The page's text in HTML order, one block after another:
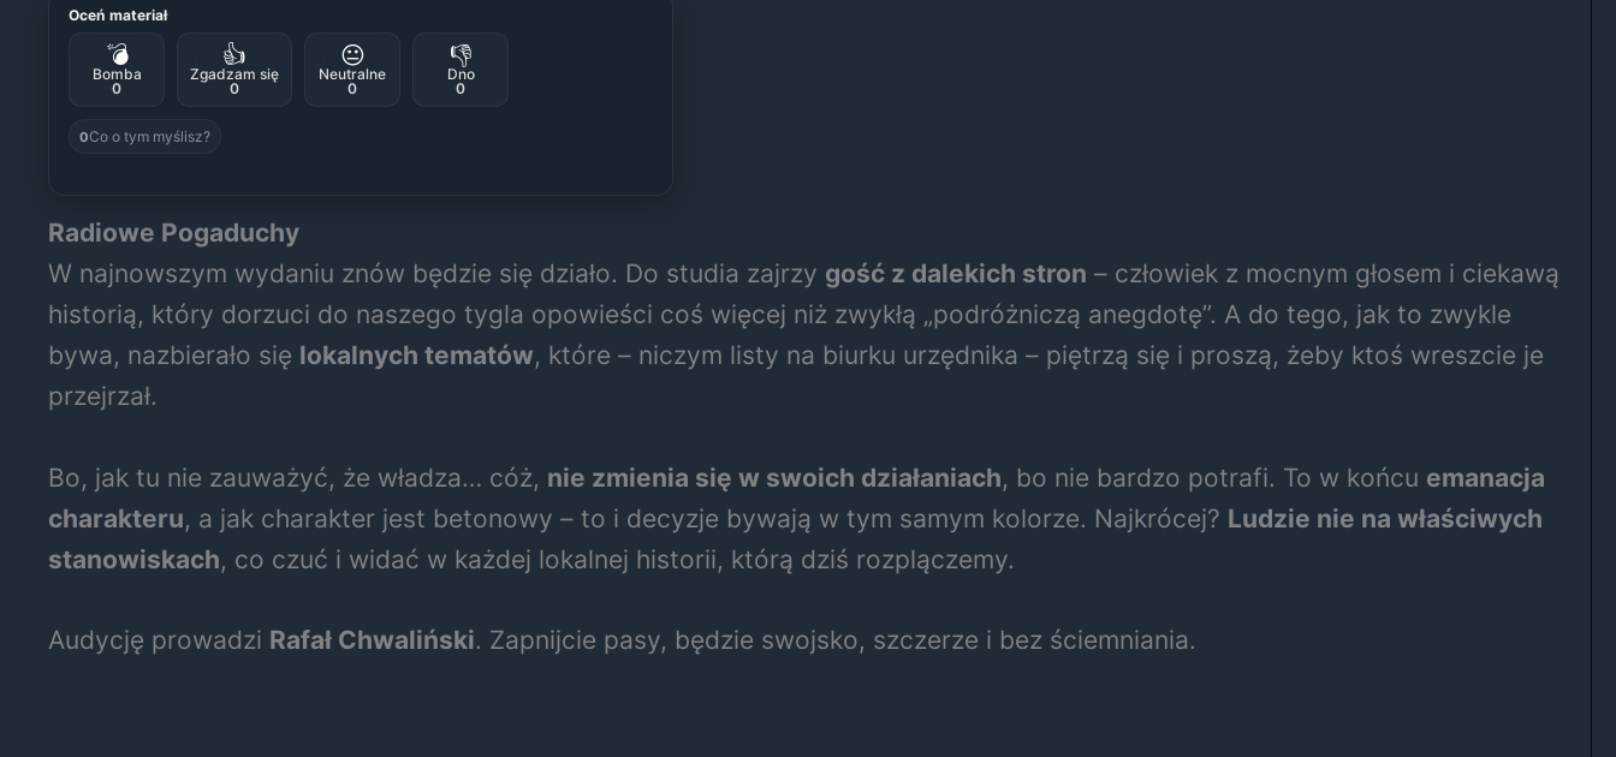
Oceń materiał
💣
Bomba
0
👍
Zgadzam się
0
😐
Neutralne
0
👎
Dno
0
0Co o tym myślisz?
Radiowe Pogaduchy
W najnowszym wydaniu znów będzie się działo. Do studia zajrzy gość z dalekich stron – człowiek z mocnym głosem i ciekawą
historią, który dorzuci do naszego tygla opowieści coś więcej niż zwykłą „podróżniczą anegdotę”. A do tego, jak to zwykle
bywa, nazbierało się lokalnych tematów, które – niczym listy na biurku urzędnika – piętrzą się i proszą, żeby ktoś wreszcie je
przejrzał.
Bo, jak tu nie zauważyć, że władza… cóż, nie zmienia się w swoich działaniach, bo nie bardzo potrafi. To w końcu emanacja
charakteru, a jak charakter jest betonowy – to i decyzje bywają w tym samym kolorze. Najkrócej? Ludzie nie na właściwych
stanowiskach, co czuć i widać w każdej lokalnej historii, którą dziś rozplączemy.
Audycję prowadzi Rafał Chwaliński. Zapnijcie pasy, będzie swojsko, szczerze i bez ściemniania.